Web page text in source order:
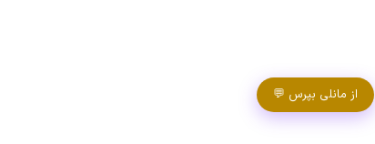
از مانلی بپرس 💬